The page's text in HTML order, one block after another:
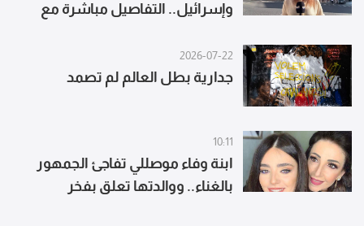
وإسرائيل.. التفاصيل مباشرة مع
2026-07-22
جدارية بطل العالم لم تصمد
10:11
ابنة وفاء موصللي تفاجئ الجمهور
بالغناء.. ووالدتها تعلق بفخر